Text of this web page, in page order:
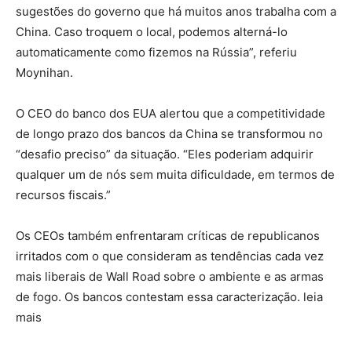
sugestões do governo que há muitos anos trabalha com a
China. Caso troquem o local, podemos alterná-lo
automaticamente como fizemos na Rússia”, referiu
Moynihan.
O CEO do banco dos EUA alertou que a competitividade
de longo prazo dos bancos da China se transformou no
“desafio preciso” da situação. “Eles poderiam adquirir
qualquer um de nós sem muita dificuldade, em termos de
recursos fiscais.”
Os CEOs também enfrentaram críticas de republicanos
irritados com o que consideram as tendências cada vez
mais liberais de Wall Road sobre o ambiente e as armas
de fogo. Os bancos contestam essa caracterização. leia
mais